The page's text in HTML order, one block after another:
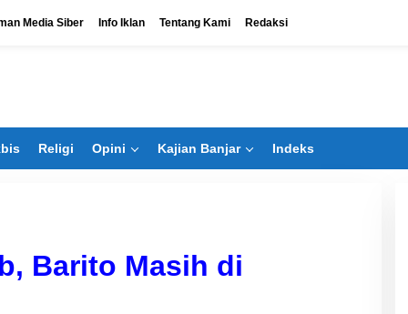
Media Siber Info Iklan Tentang Kami Redaksi
Religi Opini Kajian Banjar Indeks
Barito Masih di